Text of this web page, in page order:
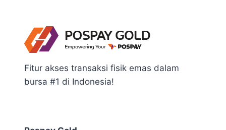
Fitur akses transaksi fisik emas dalam
bursa #1 di Indonesia!